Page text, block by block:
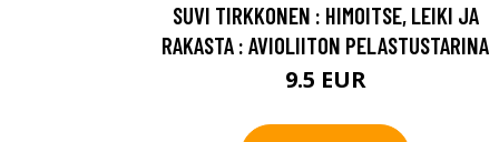
SUVI TIRKKONEN : HIMOITSE, LEIKI JA
RAKASTA : AVIOLIITON PELASTUSTARINA
9.5 EUR